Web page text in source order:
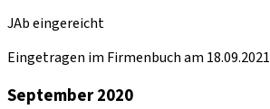
JAb eingereicht
Eingetragen im Firmenbuch am 18.09.2021
September 2020